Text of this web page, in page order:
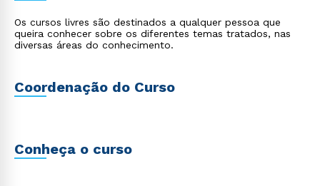
Os cursos livres são destinados a qualquer pessoa que
queira conhecer sobre os diferentes temas tratados, nas
diversas áreas do conhecimento.
Coordenação do Curso
Conheça o curso